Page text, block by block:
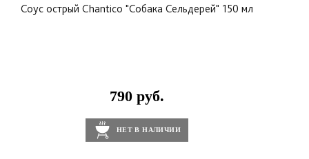
Соус острый Chantico "Собака Сельдерей" 150 мл
790 руб.
НЕТ В НАЛИЧИИ